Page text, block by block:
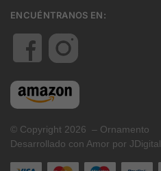
ENCUÉNTRANOS EN:
© Copyright 2026 – Ornamento
Desarrollado con Amor por JDigital